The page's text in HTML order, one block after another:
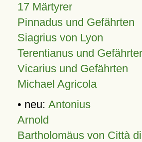
17 Märtyrer
Pinnadus und Gefährten
Siagrius von Lyon
Terentianus und
Vicarius und Gefährten
Michael Agricola
• neu: Antonius
Arnold
Bartholomäus von Città